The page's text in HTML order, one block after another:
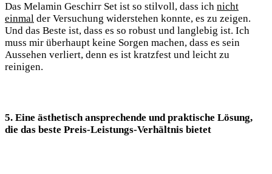
Das​ Melamin Geschirr Set ist​ so stilvoll, dass ich nicht
einmal der Versuchung widerstehen ⁤konnte, es zu zeigen.
Und das Beste ist, ‍dass es ⁤so robust und langlebig ist. Ich
muss mir überhaupt keine Sorgen machen, dass es sein
Aussehen verliert, denn es ist ​kratzfest und leicht zu‌
reinigen.
5. Eine ästhetisch ansprechende‌ und praktische Lösung,
die das beste ‌Preis-Leistungs-Verhältnis bietet